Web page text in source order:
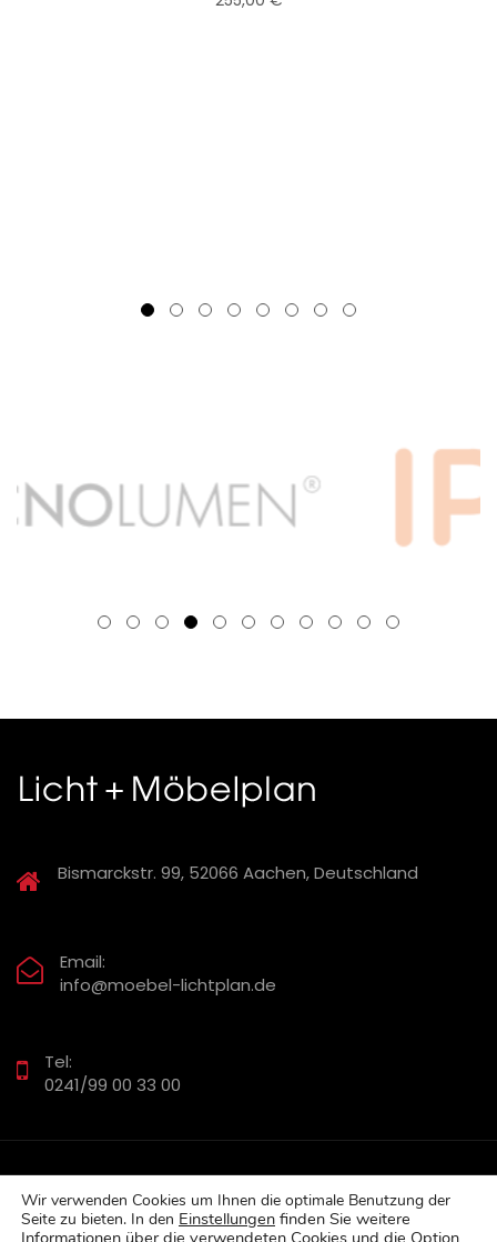
Bismarckstr. 99, 52066 Aachen, Deutschland
Email:
info@moebel-lichtplan.de
Tel:
0241/99 00 33 00
Impressum-Datenschutzerklärung
Wir verwenden Cookies um Ihnen die optimale Benutzung der
Seite zu bieten. In den Einstellungen finden Sie weitere
Informationen über die verwendeten Cookies und die Option